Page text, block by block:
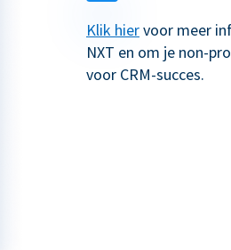
Klik hiervoor meer
NXT en om je non-
voor CRM-succes.